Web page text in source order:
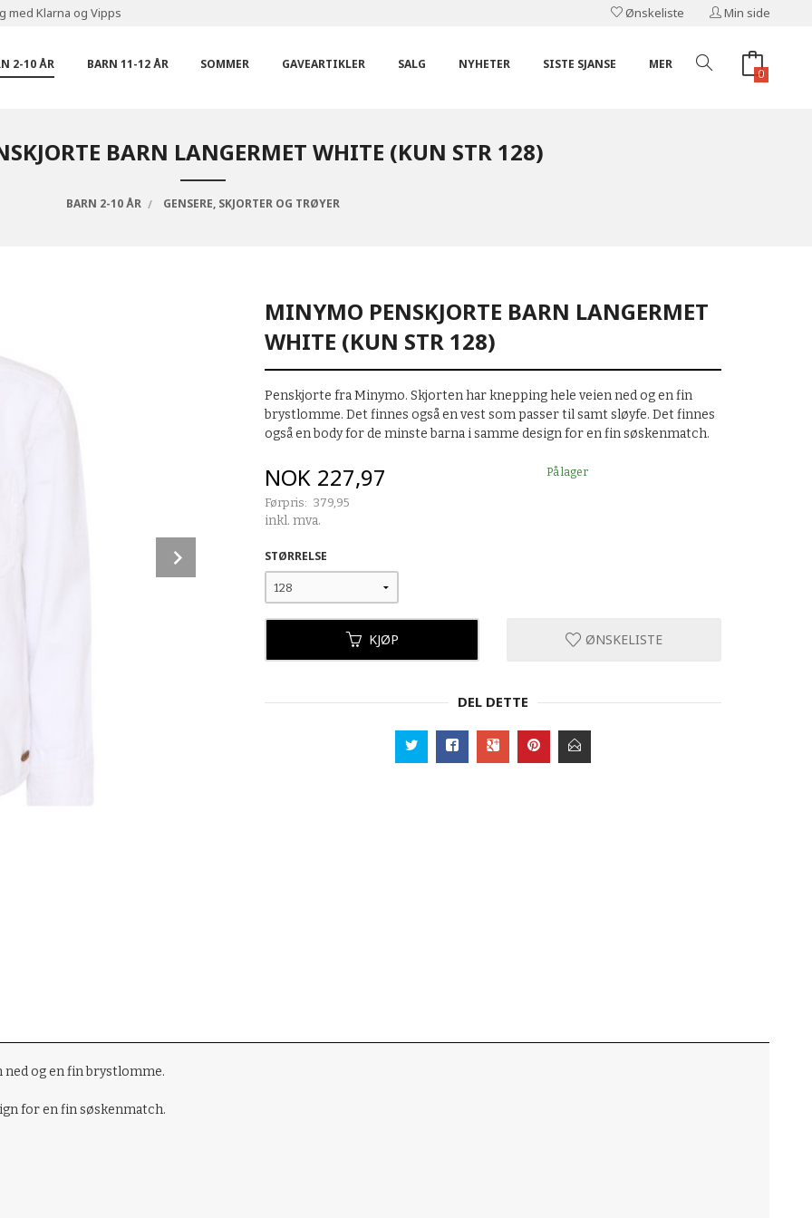
med Klarna og Vipps Ønskeliste Min side
2-10 ÅR BARN 11-12 ÅR SOMMER GAVEARTIKLER SALG NYHETER SISTE SJANSE MER
0
BARN LANGERMET WHITE (KUN STR 128)
BARN 2-10 ÅR GENSERE, SKJORTER OG TRØYER
MINYMO PENSKJORTE BARN LANGERMET
WHITE (KUN STR 128)
Penskjorte fra Minymo. Skjorten har knepping hele veien ned og en fin
brystlomme. Det finnes også en vest som passer til samt sløyfe. Det finnes
også en body for de minste barna i samme design for en fin søskenmatch.
Tilbud
NOK 227,97
Førpris: 379,95
Rabatt
inkl. mva.
På lager
STØRRELSE
KJØP ØNSKELISTE
DEL DETTE
og en fin brystlomme.
for en fin søskenmatch.